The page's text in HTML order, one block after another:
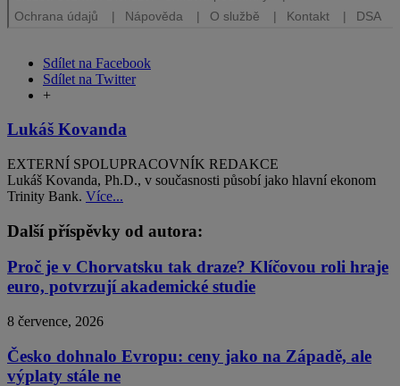
Sdílet na Facebook
Sdílet na Twitter
+
Lukáš Kovanda
EXTERNÍ SPOLUPRACOVNÍK REDAKCE
Lukáš Kovanda, Ph.D., v současnosti působí jako hlavní ekonom
Trinity Bank. Více...
Další příspěvky od autora:
Proč je v Chorvatsku tak draze? Klíčovou roli hraje
euro, potvrzují akademické studie
8 července, 2026
Česko dohnalo Evropu: ceny jako na Západě, ale
výplaty stále ne